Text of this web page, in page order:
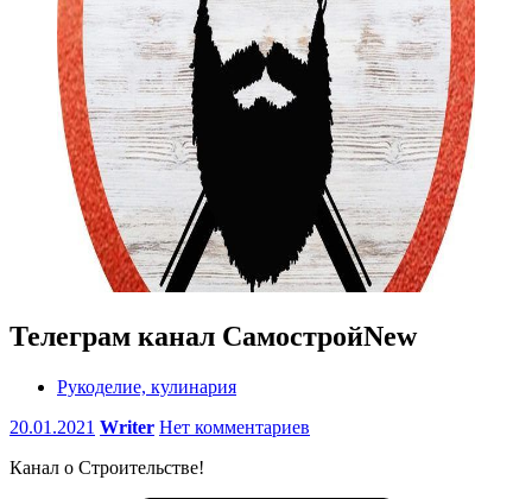
Телеграм канал СамостройNew
Рукоделие, кулинария
20.01.2021 Writer Нет комментариев
Канал о Строительстве!